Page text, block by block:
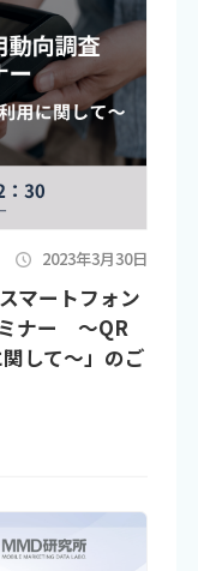
2023年3月30日
マートフォン
ナー ～QR
して～」のご